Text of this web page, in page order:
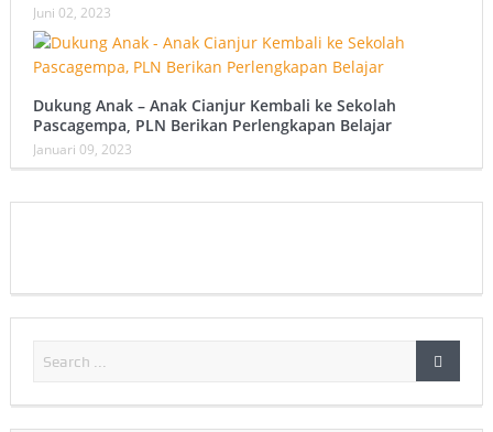
Juni 02, 2023
Dukung Anak – Anak Cianjur Kembali ke Sekolah
Pascagempa, PLN Berikan Perlengkapan Belajar
Januari 09, 2023